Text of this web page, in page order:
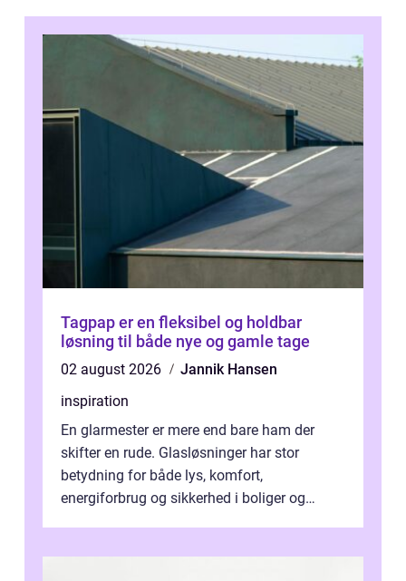
Tagpap er en fleksibel og holdbar
løsning til både nye og gamle tage
02 august 2026
Jannik Hansen
inspiration
En glarmester er mere end bare ham der
skifter en rude. Glasløsninger har stor
betydning for både lys, komfort,
energiforbrug og sikkerhed i boliger og